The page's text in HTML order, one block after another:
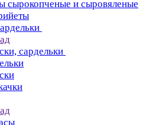
сырокопченые и сыровяленые
сардельки